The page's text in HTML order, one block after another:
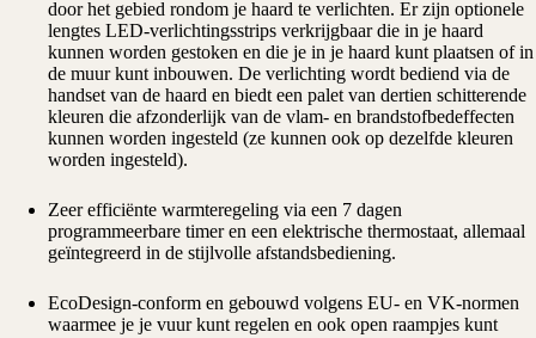
door het gebied rondom je haard te verlichten. Er zijn optionele
lengtes LED-verlichtingsstrips verkrijgbaar die in je haard
kunnen worden gestoken en die je in je haard kunt plaatsen of in
de muur kunt inbouwen. De verlichting wordt bediend via de
handset van de haard en biedt een palet van dertien schitterende
kleuren die afzonderlijk van de vlam- en brandstofbedeffecten
kunnen worden ingesteld (ze kunnen ook op dezelfde kleuren
worden ingesteld).
Zeer efficiënte warmteregeling via een 7 dagen
programmeerbare timer en een elektrische thermostaat, allemaal
geïntegreerd in de stijlvolle afstandsbediening.
EcoDesign-conform en gebouwd volgens EU- en VK-normen
waarmee je je vuur kunt regelen en ook open raampjes kunt